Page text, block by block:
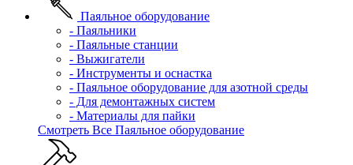
Паяльное оборудование
- Паяльники
- Паяльные станции
- Выжигатели
- Инструменты и оснастка
- Паяльное оборудование для азотной среды
- Для демонтажных систем
- Материалы для пайки
Смотреть Все Паяльное оборудование